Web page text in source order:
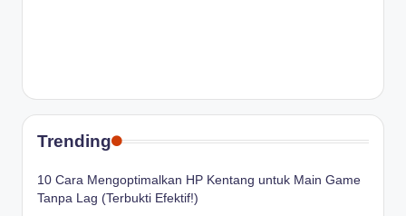
Trending
10 Cara Mengoptimalkan HP Kentang untuk Main Game
Tanpa Lag (Terbukti Efektif!)